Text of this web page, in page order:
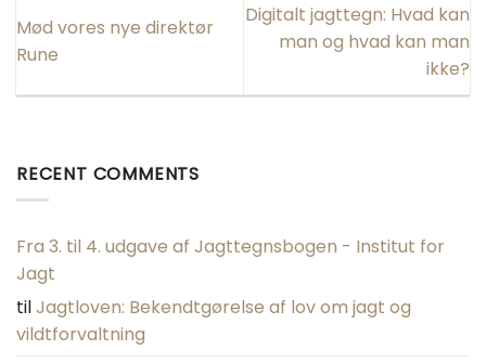
Mød vores nye direktør
Rune
Digitalt jagttegn: Hvad kan
man og hvad kan man
ikke?
RECENT COMMENTS
Fra 3. til 4. udgave af Jagttegnsbogen - Institut for
Jagt
tilJagtloven: Bekendtgørelse af lov om jagt og
vildtforvaltning